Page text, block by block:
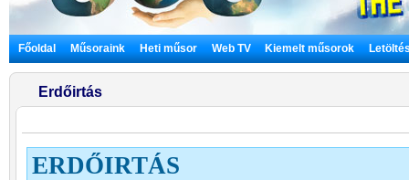
Főoldal Műsoraink Heti műsor Web TV Kiemelt műsorok
Erdőirtás
ERDŐIRTÁS